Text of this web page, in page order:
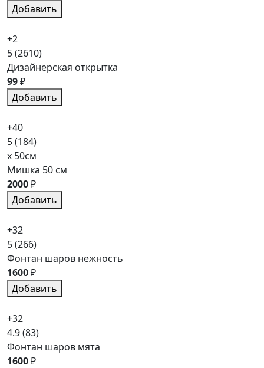
Добавить
+2
5(2610)
Дизайнерская открытка
99₽
Добавить
+40
5(184)
x 50см
Мишка 50 см
2000₽
Добавить
+32
5(266)
Фонтан шаров нежность
1600₽
Добавить
+32
4.9(83)
Фонтан шаров мята
1600₽